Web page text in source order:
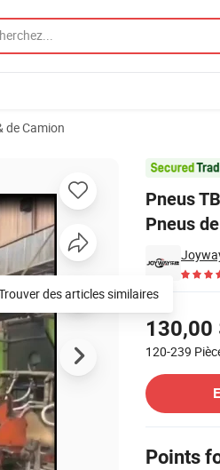
de Camion
Pneus
Pneus
130,00
120-239
Points